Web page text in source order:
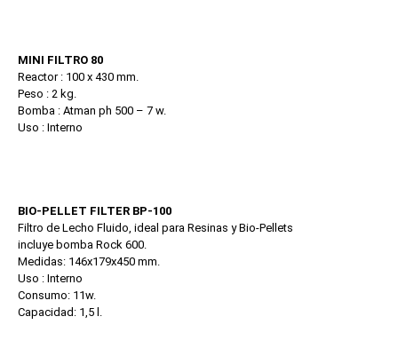
MINI FILTRO 80
Reactor : 100 x 430 mm.
Peso : 2 kg.
Bomba : Atman ph 500 – 7 w.
Uso : Interno
BIO-PELLET FILTER BP-100
Filtro de Lecho Fluido, ideal para Resinas y Bio-Pellets
incluye bomba Rock 600.
Medidas: 146x179x450 mm.
Uso : Interno
Consumo: 11w.
Capacidad: 1,5 l.